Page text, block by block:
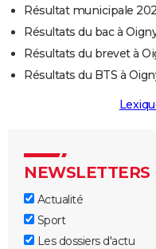
Résultat municipale
Résultats du bac à
Résultats du brevet à
Résultats du BTS à
NEWSLETTERS
Actualité
Sport
Les dossiers d'actu